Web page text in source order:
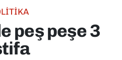
peş peşe 3
ve Fikstür